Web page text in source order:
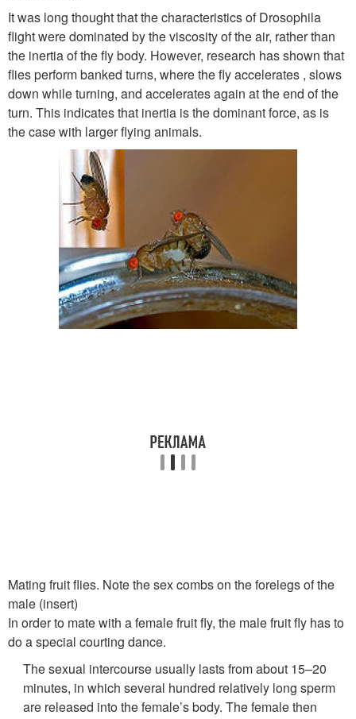
It was long thought that the characteristics of Drosophila
flight were dominated by the viscosity of the air, rather than
the inertia of the fly body. However, research has shown that
flies perform banked turns, where the fly accelerates , slows
down while turning, and accelerates again at the end of the
turn. This indicates that inertia is the dominant force, as is
the case with larger flying animals.
Mating fruit flies. Note the sex combs on the forelegs of the
male (insert)
In order to mate with a female fruit fly, the male fruit fly has to
do a special courting dance.
The sexual intercourse usually lasts from about 15–20
minutes, in which several hundred relatively long sperm
are released into the female’s body. The female then